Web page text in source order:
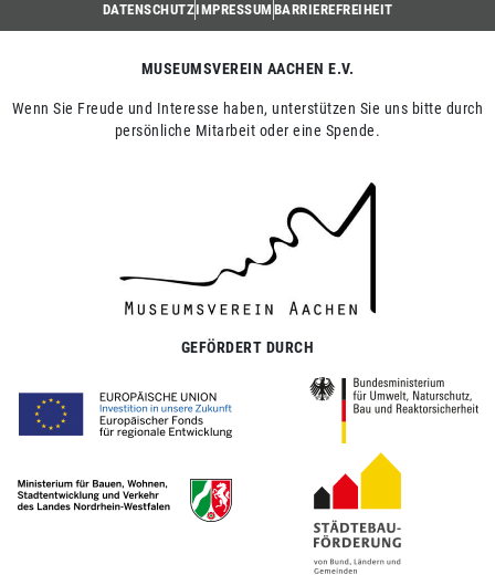
DATENSCHUTZIMPRESSUM BARRIEREFREIHEIT
MUSEUMSVEREIN AACHEN E.V.
Wenn Sie Freude und Interesse haben, unterstützen Sie uns bitte durch
persönliche Mitarbeit oder eine Spende.
GEFÖRDERT DURCH